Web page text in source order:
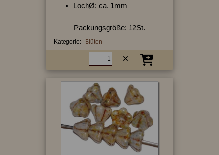
LochØ: ca. 1mm
Packungsgröße: 12St.
Kategorie: Blüten